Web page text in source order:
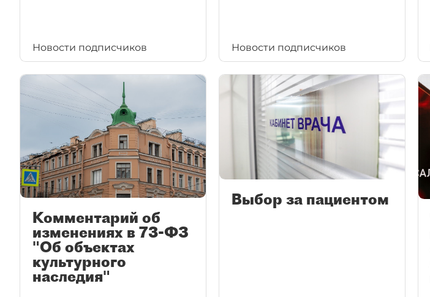
Новости подписчиков Новости подписчиков
Комментарий об
изменениях в 73-ФЗ
"Об объектах
культурного
наследия"
Выбор за пациентом